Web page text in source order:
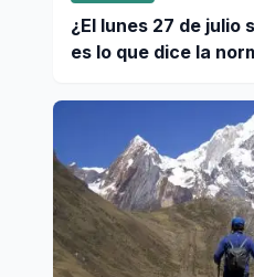
¿El lunes 27 de julio
es lo que dice la